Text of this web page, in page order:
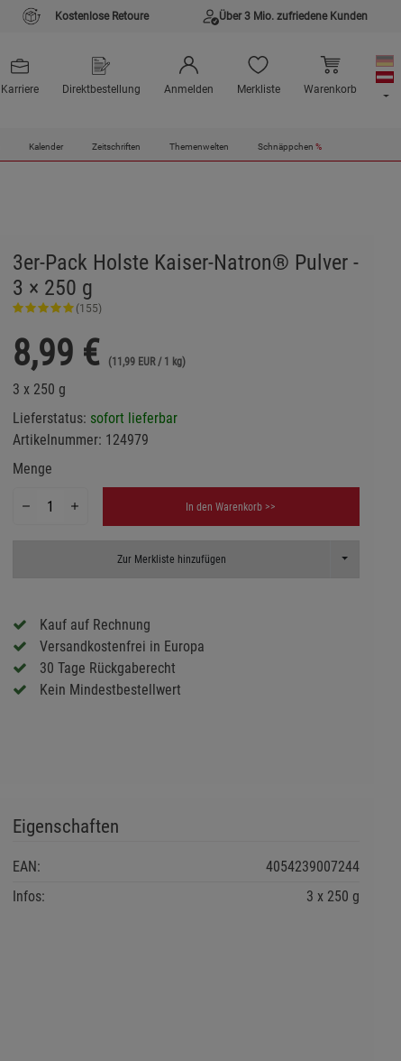
Kostenlose Retoure Über 3 Mio. zufriedene Kunden
Karriere Direktbestellung Anmelden Merkliste Warenkorb
Kalender Zeitschriften Themenwelten Schnäppchen %
3er-Pack Holste Kaiser-Natron® Pulver -
3 × 250 g
(155)
8,99 € (11,99 EUR / 1 kg)
3 x 250 g
Lieferstatus: sofort lieferbar
Artikelnummer: 124979
Menge
In den Warenkorb >>
Zur Merkliste hinzufügen Toggle
Kauf auf Rechnung
Versandkostenfrei in Europa
30 Tage Rückgaberecht
Kein Mindestbestellwert
Eigenschaften
EAN:
4054239007244
Infos:
3 x 250 g